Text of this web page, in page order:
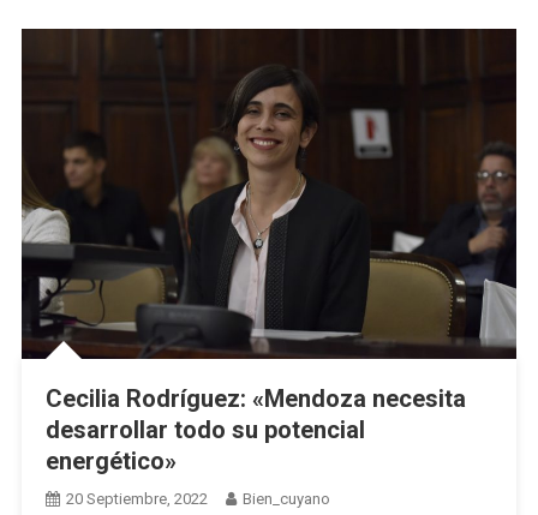
Cecilia Rodríguez: «Mendoza necesita
desarrollar todo su potencial
energético»
20 Septiembre, 2022 Bien_cuyano